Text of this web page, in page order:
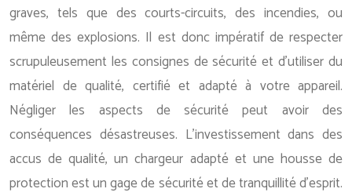
graves, tels que des courts-circuits, des incendies, ou
même des explosions. Il est donc impératif de respecter
scrupuleusement les consignes de sécurité et d’utiliser du
matériel de qualité, certifié et adapté à votre appareil.
Négliger les aspects de sécurité peut avoir des
conséquences désastreuses. L’investissement dans des
accus de qualité, un chargeur adapté et une housse de
protection est un gage de sécurité et de tranquillité d’esprit.